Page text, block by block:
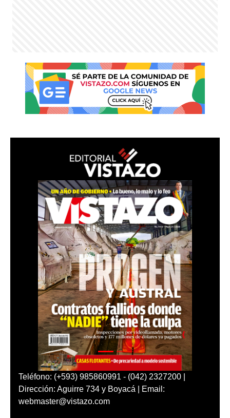
Teléfono: (+593) 985860991 - (042) 2327200 |
Dirección: Aguirre 734 y Boyacá | Email:
webmaster@vistazo.com